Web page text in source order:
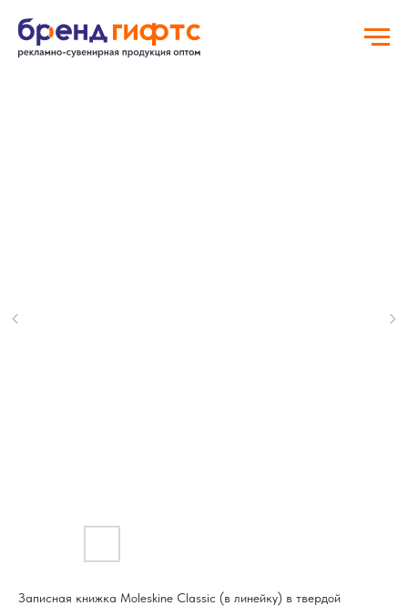
Записная книжка Moleskine Classic (в линейку) в твердой